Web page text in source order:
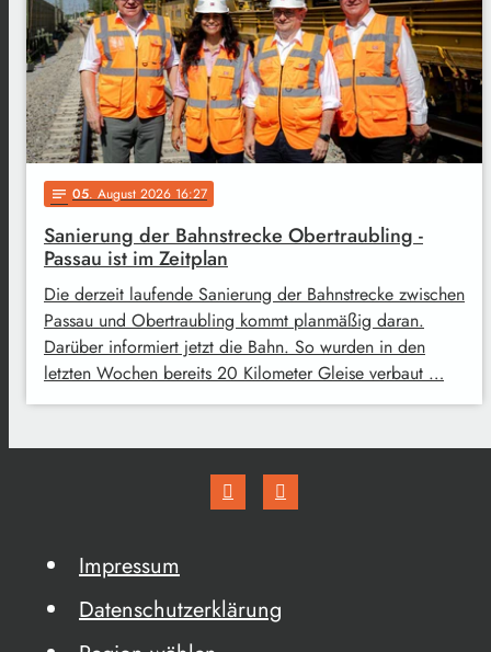
notes 05. August 2026 16:27
Sanierung der Bahnstrecke Obertraubling -
Passau ist im Zeitplan
Die derzeit laufende Sanierung der Bahnstrecke zwischen
Passau und Obertraubling kommt planmäßig daran.
Darüber informiert jetzt die Bahn. So wurden in den
letzten Wochen bereits 20 Kilometer Gleise verbaut …
Impressum
Datenschutzerklärung